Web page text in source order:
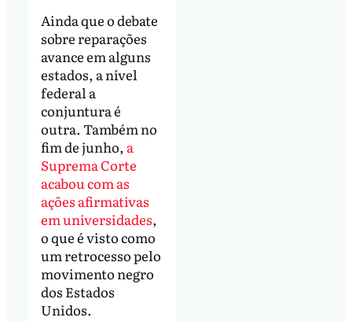
Ainda que o debate
sobre reparações
avance em alguns
estados, a nível
federal a
conjuntura é
outra. Também no
fim de junho, a
Suprema Corte
acabou com as
ações afirmativas
em universidades,
o que é visto como
um retrocesso pelo
movimento negro
dos Estados
Unidos.